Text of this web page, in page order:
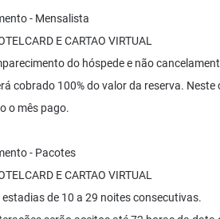
- Mensalista
E CARTAO VIRTUAL
do hóspede e não
cobrado 100% do valor da reserva.
o mês pago.
- Pacotes
E CARTAO VIRTUAL
de 10 a 29 noites consecutivas.